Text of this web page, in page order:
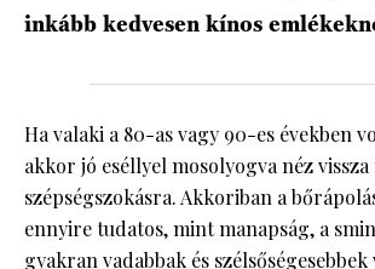
inkább kedvesen kínos
Ha valaki a 80-as vagy 90-es években
akkor jó eséllyel mosolyogva néz
szépségszokásra. Akkoriban a
ennyire tudatos, mint manapság, a
gyakran vadabbak és szélsőségesebbek